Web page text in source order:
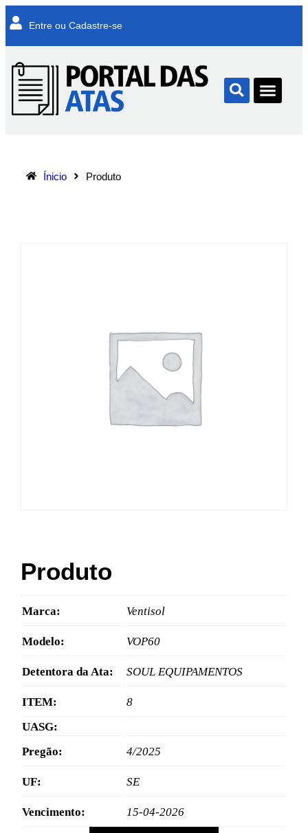
Entre ou Cadastre-se
Ínicio Produto
Produto
Marca: Ventisol
Modelo: VOP60
Detentora da Ata: SOUL EQUIPAMENTOS
ITEM:
8
UASG:
Pregão:
4/2025
UF: SE
Vencimento: 15-04-2026